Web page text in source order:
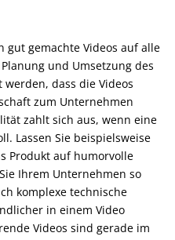
gut gemachte Videos auf alle
und Umsetzung des
dass die Videos
zum Unternehmen
zahlt sich aus, wenn eine
Lassen Sie beispielsweise
Produkt auf humorvolle
Ihrem Unternehmen so
komplexe technische
in einem Video
Videos sind gerade im